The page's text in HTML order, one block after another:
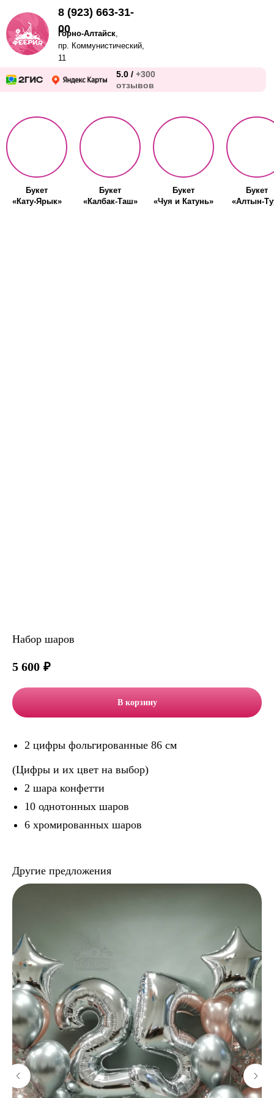
5.0 / +300
отзывов
Горно-Алтайск,
пр. Коммунистический,
11
8 (923) 663-31-
00
Букет
«Кату-Ярык»
Букет
«Калбак-Таш»
Букет
«Чуя и Катунь»
Букет
«Алтын-
Набор шаров
5 600 ₽
В корзину
2 цифры фольгированные 86 см
(Цифры и их цвет на выбор)
2 шара конфетти
10 однотонных шаров
6 хромированных шаров
Другие предложения